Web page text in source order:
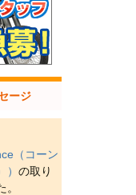
ージ
（コーン
の取り